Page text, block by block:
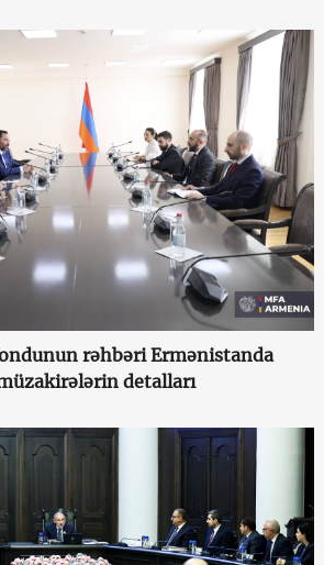
rəhbəri Ermənistanda
detalları